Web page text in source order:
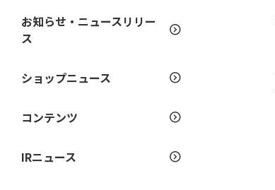
お知らせ・ニュースリリー
ス
ショップニュース
コンテンツ
IRニュース